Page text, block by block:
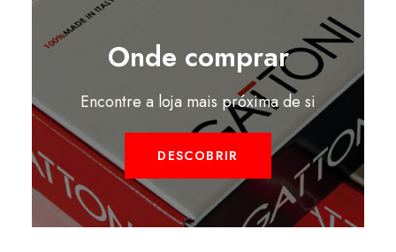
Onde comprar
Encontre a loja mais próxima de si
DESCOBRIR